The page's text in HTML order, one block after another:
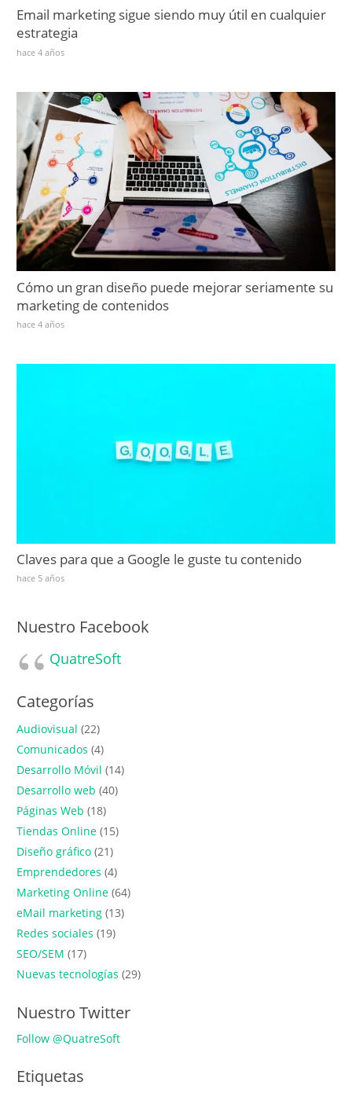
Email marketing sigue siendo muy útil en cualquier
estrategia
hace 4 años
Cómo un gran diseño puede mejorar seriamente su
marketing de contenidos
hace 4 años
Claves para que a Google le guste tu contenido
hace 5 años
Nuestro Facebook
QuatreSoft
Categorías
Audiovisual (22)
Comunicados (4)
Desarrollo Móvil (14)
Desarrollo web (40)
Páginas Web (18)
Tiendas Online (15)
Diseño gráfico (21)
Emprendedores (4)
Marketing Online (64)
eMail marketing (13)
Redes sociales (19)
SEO/SEM (17)
Nuevas tecnologías (29)
Nuestro Twitter
Follow @QuatreSoft
Etiquetas